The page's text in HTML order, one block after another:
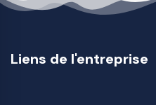
Liens de l'entreprise